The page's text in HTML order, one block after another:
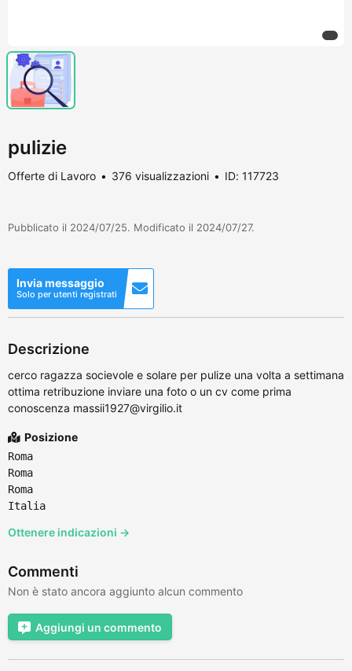
pulizie
Offerte di Lavoro 376 visualizzazioni ID: 117723
Pubblicato il 2024/07/25. Modificato il 2024/07/27.
Invia messaggio
Solo per utenti registrati
Descrizione
cerco ragazza socievole e solare per pulize una volta a settimana
ottima retribuzione inviare una foto o un cv come prima
conoscenza massii1927@virgilio.it
Posizione
Roma
Roma
Roma
Italia
Ottenere indicazioni →
Commenti
Non è stato ancora aggiunto alcun commento
Aggiungi un commento